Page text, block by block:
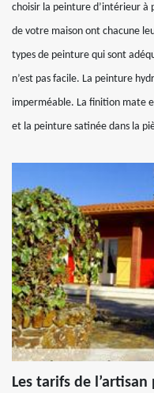
choisir la peinture d’intérieur à
de votre maison ont chacune
types de peinture qui sont
n’est pas facile. La peinture
imperméable. La finition mate
et la peinture satinée dans la
Les tarifs de